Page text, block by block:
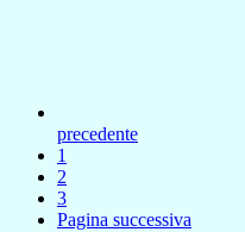
precedente
1
2
3
Pagina successiva